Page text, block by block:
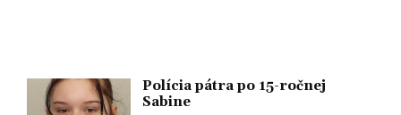
Polícia pátra po 15-ročnej
Sabine